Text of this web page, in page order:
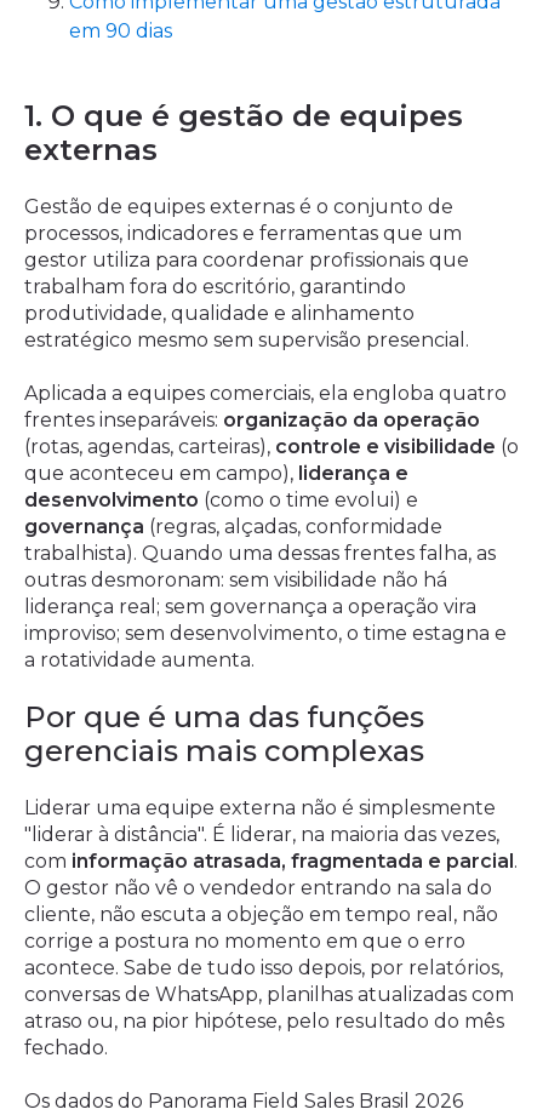
em 90 dias
1. O que é gestão de equipes
externas
Gestão de equipes externas é o conjunto de
processos, indicadores e ferramentas que um
gestor utiliza para coordenar profissionais que
trabalham fora do escritório, garantindo
produtividade, qualidade e alinhamento
estratégico mesmo sem supervisão presencial.
Aplicada a equipes comerciais, ela engloba quatro
frentes inseparáveis: organização da operação
(rotas, agendas, carteiras), controle e visibilidade (o
que aconteceu em campo), liderança e
desenvolvimento (como o time evolui) e
governança (regras, alçadas, conformidade
trabalhista). Quando uma dessas frentes falha, as
outras desmoronam: sem visibilidade não há
liderança real; sem governança a operação vira
improviso; sem desenvolvimento, o time estagna e
a rotatividade aumenta.
Por que é uma das funções
gerenciais mais complexas
Liderar uma equipe externa não é simplesmente
"liderar à distância". É liderar, na maioria das vezes,
com informação atrasada, fragmentada e parcial.
O gestor não vê o vendedor entrando na sala do
cliente, não escuta a objeção em tempo real, não
corrige a postura no momento em que o erro
acontece. Sabe de tudo isso depois, por relatórios,
conversas de WhatsApp, planilhas atualizadas com
atraso ou, na pior hipótese, pelo resultado do mês
fechado.
Os dados do Panorama Field Sales Brasil 2026